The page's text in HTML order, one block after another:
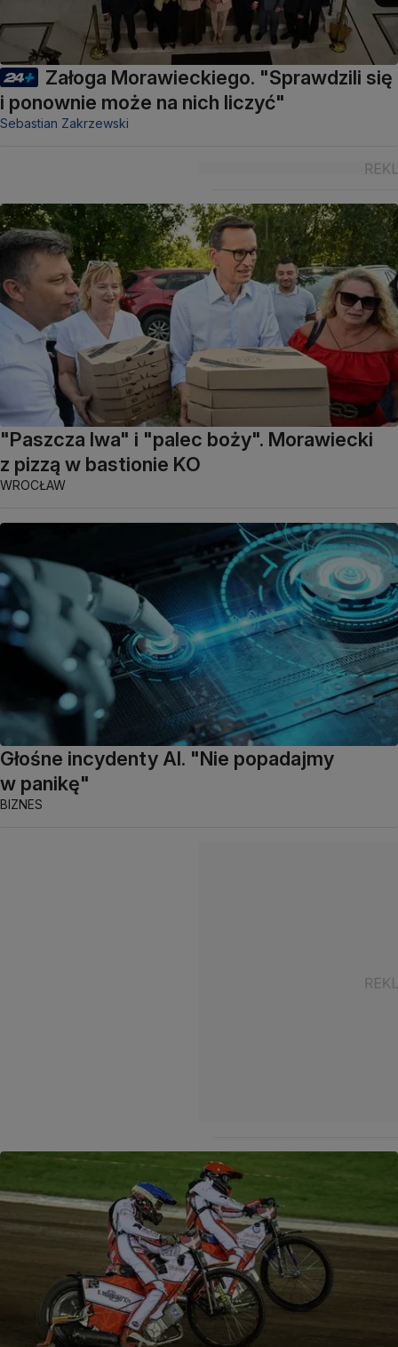
Załoga Morawieckiego. "Sprawdzili się
i ponownie może na nich liczyć"
Sebastian Zakrzewski
"Paszcza lwa" i "palec boży". Morawiecki
z pizzą w bastionie KO
WROCŁAW
Głośne incydenty AI. "Nie popadajmy
w panikę"
BIZNES